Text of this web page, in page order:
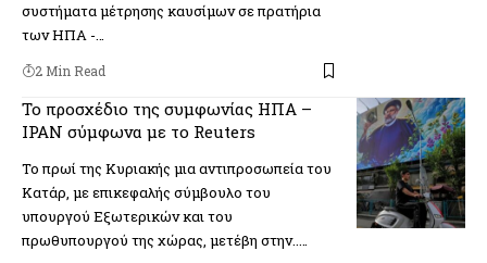
συστήματα μέτρησης καυσίμων σε πρατήρια
των ΗΠΑ -…
2 Min Read
Το προσχέδιο της συμφωνίας ΗΠΑ –
ΙΡΑΝ σύμφωνα με το Reuters
Το πρωί της Κυριακής μια αντιπροσωπεία του
Κατάρ, με επικεφαλής σύμβουλο του
υπουργού Εξωτερικών και του
πρωθυπουργού της χώρας, μετέβη στην..…